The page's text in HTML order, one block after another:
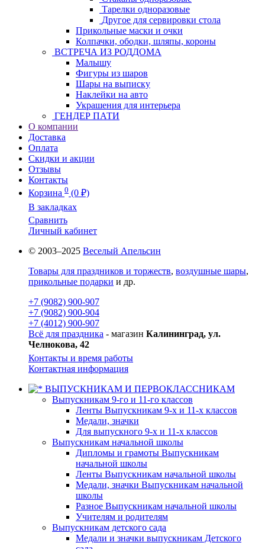
Тарелки одноразовые
Другое для сервировки стола
Прикольные маски и очки
Колпачки, ободки, шляпы, короны
ВСТРЕЧА ИЗ РОДДОМА
Малышу
Фигуры из шаров
Шары на выписку
Наклейки на авто
Украшения для интерьера
ГЕНДЕР ПАТИ
О компании
Доставка
Оплата
Скидки и акции
Отзывы
Контакты
Корзина 0 (0 ₽)
В закладках
Сравнить
Личный кабинет
© 2003–2025 Веселый Апельсин
Товары для праздников и торжеств, воздушные шары,
прикольные подарки и др.
+7 (9082) 900-907
+7 (9082) 900-904
+7 (4012) 900-907
Всё для праздника - магазин Калининград, ул.
Челнокова, 42
Контакты и время работы
Контактная информация
ВЫПУСКНИКАМ И ПЕРВОКЛАССНИКАМ
Выпускникам 9-го и 11-го классов
Ленты Выпускникам 9-х и 11-х классов
Медали, значки
Для выпускного 9-х и 11-х классов
Выпускникам начальной школы
Дипломы и грамоты Выпускникам
начальной школы
Ленты Выпускникам начальной школы
Медали, значки Выпускникам начальной
школы
Разное Выпускникам начальной школы
Учителям и родителям
Выпускникам детского сада
Медали и значки выпускникам Детского